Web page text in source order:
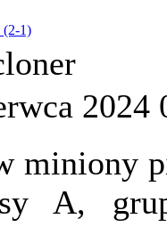
(2-1)
2024
miniony
A,